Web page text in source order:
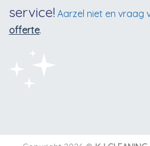
service! Aarzel niet en vraag
offerte.